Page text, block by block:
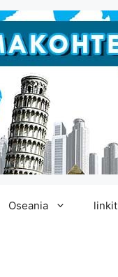
Oseania linkit